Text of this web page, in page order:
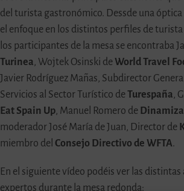
del turista gastronómico. Dessde una
el enfoque en los distintos perfiles de
los participantes de la mesa se encontraba
Turinea, Wojtek Osinski de World Travel
Javier Rodríguez Mañas, Subdirector
Servicios al Sector Turístico deTurespaña,
Eat Spain Up, Manuel Romero de
moderador José María de Juan, Director de
miembro del Consejo Directivo de WFTA.
En el siguiente vídeo podéis ver las distintas
expertos durante la mesa redonda: